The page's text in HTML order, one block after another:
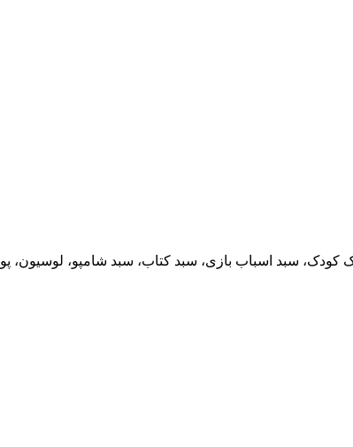
کودک، سبد اسباب بازی، سبد کتاب، سبد شامپو،